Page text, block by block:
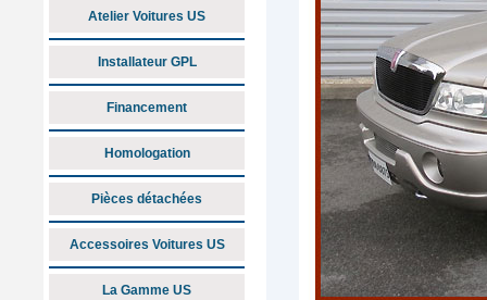
Atelier Voitures US
Installateur GPL
Financement
Homologation
Pièces détachées
Accessoires Voitures US
La Gamme US